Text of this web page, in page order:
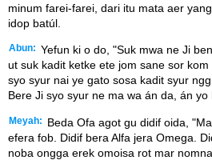
minum farei-farei, dari itu mata aer
idop batúl.
Abun: Yefun ki o do, "Suk mwa ne Ji
ut suk kadit ketke ete jom sane sor
syo syur nai ye gato sosa kadit syur
Bere Ji syo syur ne ma wa án da, án yo
Meyah:
Beda Ofa agot gu didif oida,
efera fob. Didif bera Alfa jera Omega.
noba ongga erek omoisa rot mar